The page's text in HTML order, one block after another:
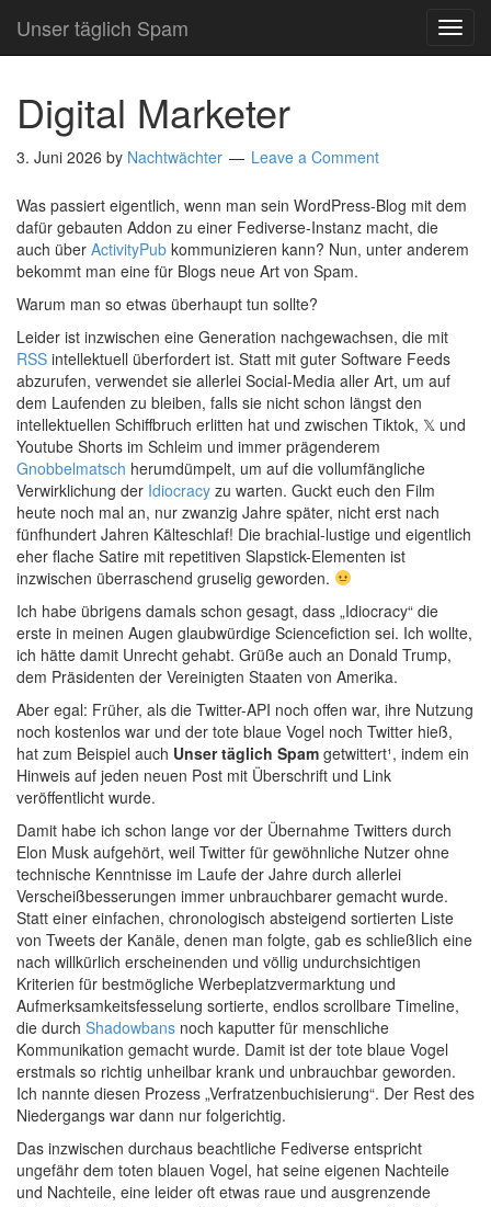
Unser täglich Spam
Digital Marketer
3. Juni 2026 by Nachtwächter Leave a Comment
Was passiert eigentlich, wenn man sein WordPress-Blog mit dem
dafür gebauten Addon zu einer Fediverse-Instanz macht, die
auch über ActivityPub kommunizieren kann? Nun, unter anderem
bekommt man eine für Blogs neue Art von Spam.
Warum man so etwas überhaupt tun sollte?
Leider ist inzwischen eine Generation nachgewachsen, die mit
RSS intellektuell überfordert ist. Statt mit guter Software Feeds
abzurufen, verwendet sie allerlei Social-Media aller Art, um auf
dem Laufenden zu bleiben, falls sie nicht schon längst den
intellektuellen Schiffbruch erlitten hat und zwischen Tiktok, 𝕏 und
Youtube Shorts im Schleim und immer prägenderem
Gnobbelmatsch herumdümpelt, um auf die vollumfängliche
Verwirklichung der Idiocracy zu warten. Guckt euch den Film
heute noch mal an, nur zwanzig Jahre später, nicht erst nach
fünfhundert Jahren Kälteschlaf! Die brachial-lustige und eigentlich
eher flache Satire mit repetitiven Slapstick-Elementen ist
inzwischen überraschend gruselig geworden.
Ich habe übrigens damals schon gesagt, dass „Idiocracy“ die
erste in meinen Augen glaubwürdige Sciencefiction sei. Ich wollte,
ich hätte damit Unrecht gehabt. Grüße auch an Donald Trump,
dem Präsidenten der Vereinigten Staaten von Amerika.
Aber egal: Früher, als die Twitter-API noch offen war, ihre Nutzung
noch kostenlos war und der tote blaue Vogel noch Twitter hieß,
hat zum Beispiel auch Unser täglich Spam getwittert¹, indem ein
Hinweis auf jeden neuen Post mit Überschrift und Link
veröffentlicht wurde.
Damit habe ich schon lange vor der Übernahme Twitters durch
Elon Musk aufgehört, weil Twitter für gewöhnliche Nutzer ohne
technische Kenntnisse im Laufe der Jahre durch allerlei
Verscheißbesserungen immer unbrauchbarer gemacht wurde.
Statt einer einfachen, chronologisch absteigend sortierten Liste
von Tweets der Kanäle, denen man folgte, gab es schließlich eine
nach willkürlich erscheinenden und völlig undurchsichtigen
Kriterien für bestmögliche Werbeplatzvermarktung und
Aufmerksamkeitsfesselung sortierte, endlos scrollbare Timeline,
die durch Shadowbans noch kaputter für menschliche
Kommunikation gemacht wurde. Damit ist der tote blaue Vogel
erstmals so richtig unheilbar krank und unbrauchbar geworden.
Ich nannte diesen Prozess „Verfratzenbuchisierung“. Der Rest des
Niedergangs war dann nur folgerichtig.
Das inzwischen durchaus beachtliche Fediverse entspricht
ungefähr dem toten blauen Vogel, hat seine eigenen Nachteile
und Nachteile, eine leider oft etwas raue und ausgrenzende